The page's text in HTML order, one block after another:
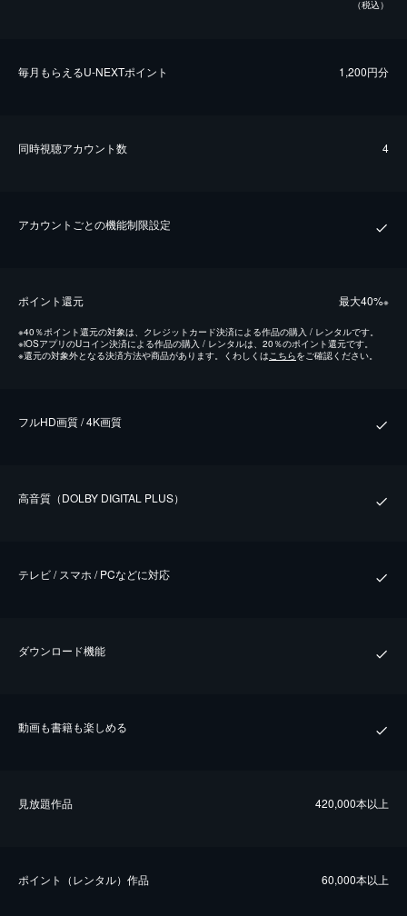
（税込）
毎⽉もらえるU-NEXTポイント 1,200円分
同時視聴アカウント数 4
アカウントごとの機能制限設定
ポイント還元 最⼤40%※
※40％ポイント還元の対象は、クレジットカード決済による作品の購入 / レンタルです。
※iOSアプリのUコイン決済による作品の購入 / レンタルは、20％のポイント還元です。
※還元の対象外となる決済方法や商品があります。くわしくは こちらをご確認ください。
フルHD画質 / 4K画質
⾼⾳質（DOLBY DIGITAL PLUS）
テレビ / スマホ / PCなどに対応
ダウンロード機能
動画も書籍も楽しめる
⾒放題作品 420,000本以上
ポイント（レンタル）作品 60,000本以上